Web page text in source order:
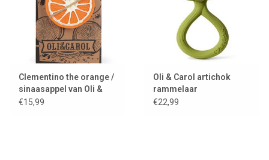
Clementino the orange /
sinaasappel van Oli &
Carol babybadspeeltje
€15,99
Oli & Carol artichok
rammelaar
€22,99